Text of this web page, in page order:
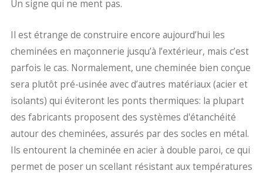
Un signe qui ne ment pas.
Il est étrange de construire encore aujourd’hui les
cheminées en maçonnerie jusqu’à l’extérieur, mais c’est
parfois le cas. Normalement, une cheminée bien conçue
sera plutôt pré-usinée avec d’autres matériaux (acier et
isolants) qui éviteront les ponts thermiques: la plupart
des fabricants proposent des systèmes d'étanchéité
autour des cheminées, assurés par des socles en métal.
Ils entourent la cheminée en acier à double paroi, ce qui
permet de poser un scellant résistant aux températures